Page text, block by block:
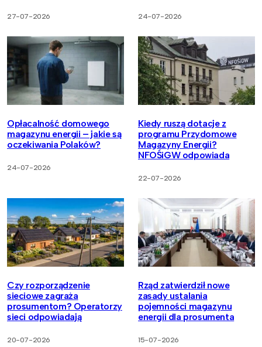
27-07-2026 24-07-2026
Opłacalność domowego
magazynu energii – jakie są
oczekiwania Polaków?
24-07-2026
Kiedy ruszą dotacje z
programu Przydomowe
Magazyny Energii?
NFOŚiGW odpowiada
22-07-2026
Czy rozporządzenie
sieciowe zagraża
prosumentom? Operatorzy
sieci odpowiadają
20-07-2026
Rząd zatwierdził nowe
zasady ustalania
pojemności magazynu
energii dla prosumenta
15-07-2026